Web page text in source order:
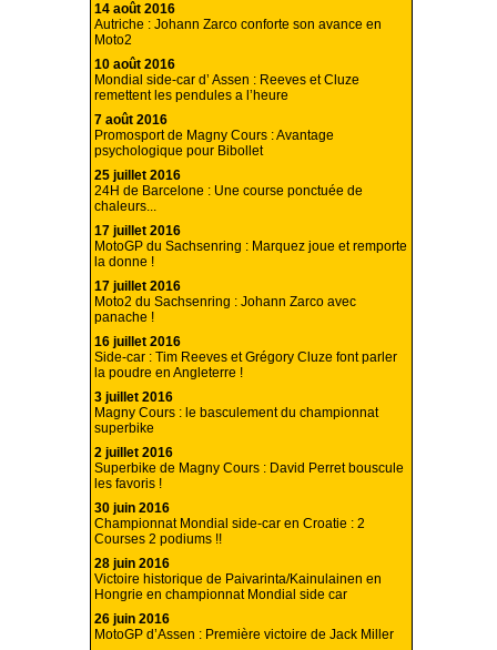
14 août 2016
Autriche : Johann Zarco conforte son avance en
Moto2
10 août 2016
Mondial side-car d’ Assen : Reeves et Cluze
remettent les pendules a l’heure
7 août 2016
Promosport de Magny Cours : Avantage
psychologique pour Bibollet
25 juillet 2016
24H de Barcelone : Une course ponctuée de
chaleurs...
17 juillet 2016
MotoGP du Sachsenring : Marquez joue et remporte
la donne !
17 juillet 2016
Moto2 du Sachsenring : Johann Zarco avec
panache !
16 juillet 2016
Side-car : Tim Reeves et Grégory Cluze font parler
la poudre en Angleterre !
3 juillet 2016
Magny Cours : le basculement du championnat
superbike
2 juillet 2016
Superbike de Magny Cours : David Perret bouscule
les favoris !
30 juin 2016
Championnat Mondial side-car en Croatie : 2
Courses 2 podiums !!
28 juin 2016
Victoire historique de Paivarinta/Kainulainen en
Hongrie en championnat Mondial side car
26 juin 2016
MotoGP d’Assen : Première victoire de Jack Miller